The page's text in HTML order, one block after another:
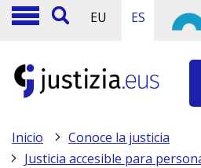
EU ES
Inicio
Conoce la justicia
Justicia accesible para